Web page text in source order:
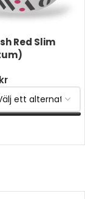
Red Slim
kr